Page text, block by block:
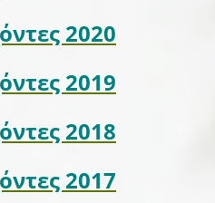
2020
2019
2018
2017